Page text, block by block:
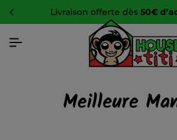
livraison offerte dès 50€
Meilleure